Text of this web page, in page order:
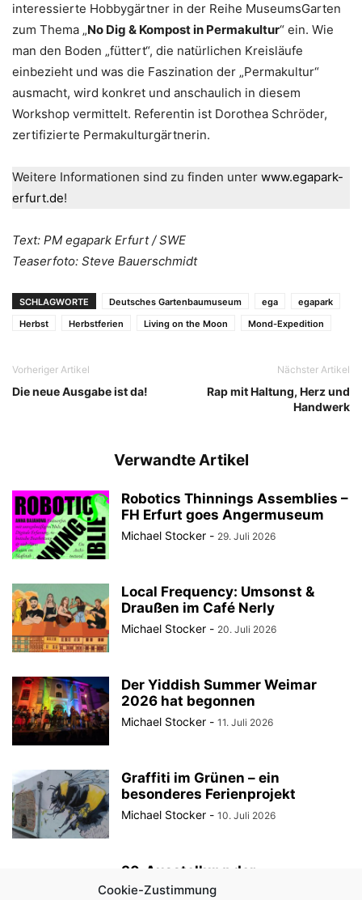
Cookie-Zustimmung
interessierte Hobbygärtner in der Reihe MuseumsGarten
zum Thema „No Dig & Kompost in Permakultur“ ein. Wie
man den Boden „füttert“, die natürlichen Kreisläufe
einbezieht und was die Faszination der „Permakultur“
ausmacht, wird konkret und anschaulich in diesem
Workshop vermittelt. Referentin ist Dorothea Schröder,
zertifizierte Permakulturgärtnerin.
Weitere Informationen sind zu finden unter www.egapark-
erfurt.de!
Text: PM egapark Erfurt / SWE
Teaserfoto: Steve Bauerschmidt
SCHLAGWORTE Deutsches Gartenbaumuseum ega
egapark
Herbst
Herbstferien Living on the Moon Mond-Expedition
Vorheriger Artikel
Die neue Ausgabe ist da!
Nächster Artikel
Rap mit Haltung, Herz und
Handwerk
Verwandte Artikel
Robotics Thinnings Assemblies –
FH Erfurt goes Angermuseum
Michael Stocker - 29. Juli 2026
Local Frequency: Umsonst &
Draußen im Café Nerly
Michael Stocker - 20. Juli 2026
Der Yiddish Summer Weimar
2026 hat begonnen
Michael Stocker - 11. Juli 2026
Graffiti im Grünen – ein
besonderes Ferienprojekt
Michael Stocker - 10. Juli 2026
30. Ausstellung der
StadtRaumBoxen am